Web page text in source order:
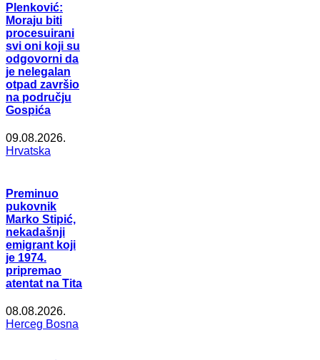
Plenković:
Moraju biti
procesuirani
svi oni koji su
odgovorni da
je nelegalan
otpad završio
na području
Gospića
09.08.2026.
Hrvatska
Preminuo
pukovnik
Marko Stipić,
nekadašnji
emigrant koji
je 1974.
pripremao
atentat na Tita
08.08.2026.
Herceg Bosna